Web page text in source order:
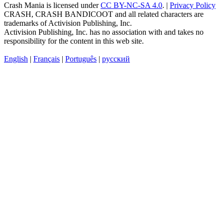
Crash Mania is licensed underCC BY-NC-SA 4.0. | Privacy Policy
CRASH, CRASH BANDICOOT and all related characters are
trademarks of Activision Publishing, Inc.
Activision Publishing, Inc. has no association with and takes no
responsibility for the content in this web site.
English | Français | Português | русский